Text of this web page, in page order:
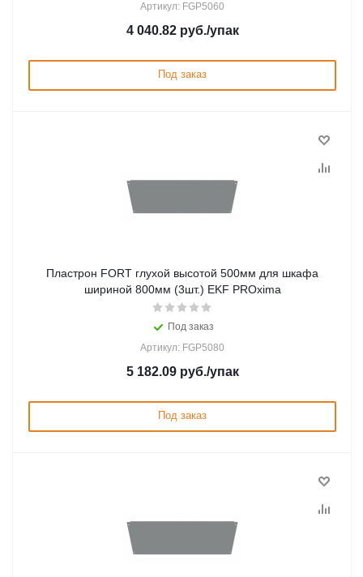
Артикул: FGP5060
4 040.82руб./упак
Под заказ
Пластрон FORT глухой высотой 500мм для шкафа
шириной 800мм (3шт.) EKF PROxima
Под заказ
Артикул: FGP5080
5 182.09руб./упак
Под заказ